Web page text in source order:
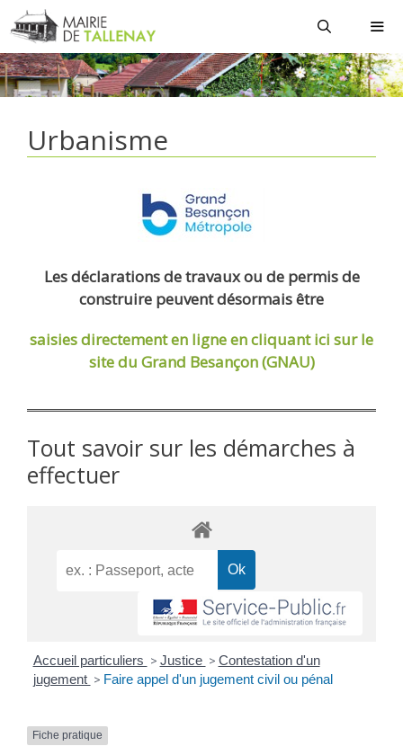
Aller
au
contenu
Urbanisme
Les déclarations de travaux ou de permis de
construire peuvent désormais être
saisies directement en ligneen cliquant ici sur le
site du Grand Besançon (GNAU)
Tout savoir sur les démarches à
effectuer
Accueil particuliers > Justice > Contestation d'un
jugement > Faire appel d'un jugement civil ou pénal
Fiche pratique